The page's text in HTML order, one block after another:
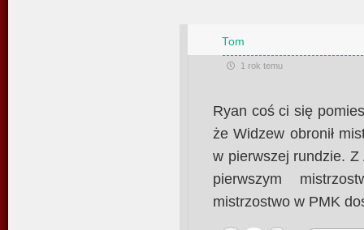
Tom
1 rok temu
Ryan coś ci się
że Widzew obronił
w pierwszej rundzie. Z
pierwszym
mistrzostwo w PMK